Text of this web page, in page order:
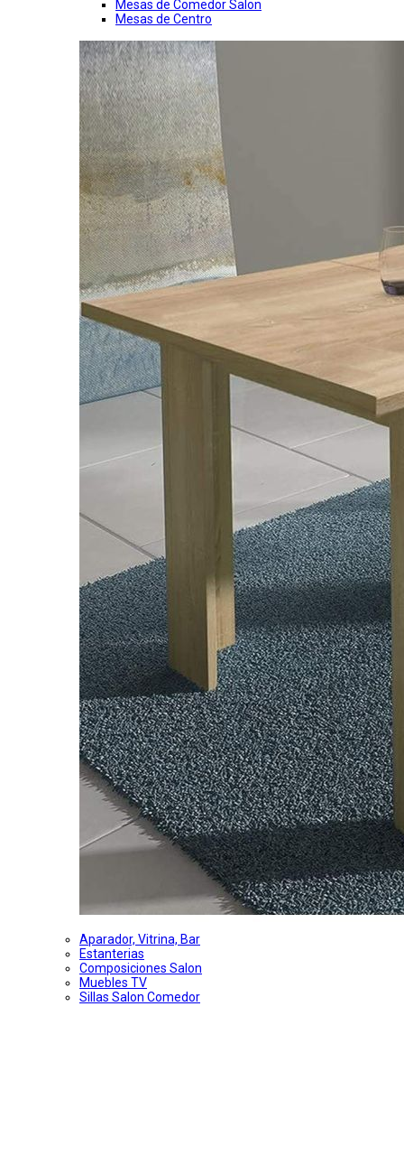
Mesas de Comedor Salon
Mesas de Centro
Aparador, Vitrina, Bar
Estanterias
Composiciones Salon
Muebles TV
Sillas Salon Comedor